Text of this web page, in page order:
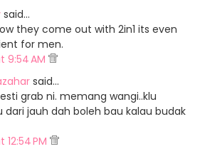
said…
they come out with 2in1 its even
for men.
9:54 AM
said…
grab ni. memang wangi..klu
dari jauh dah boleh bau kalau budak
12:54 PM